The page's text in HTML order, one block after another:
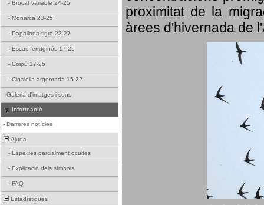
- Brocat variable 24-25
- Monarca 23-25
- Papallona tigre 23-27
- Escac ferruginós 17-25
- Coipú 17-25
- Cigalella argentada 15-22
- Galeria d'imatges i sons
Informació
- Darreres notícies
Ajuda
- Espècies parcialment ocultes
- Explicació dels símbols
- FAQ
Estadístiques
proximitat de la
àrees d'hivernada de